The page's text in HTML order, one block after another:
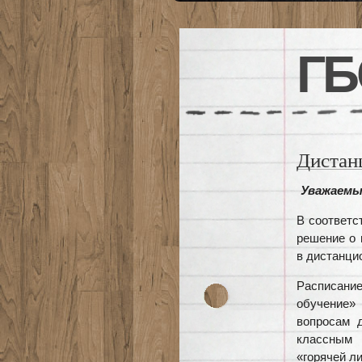
В
решение о
в
вопросам
классным
«горячей